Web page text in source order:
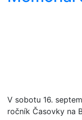
V sobotu 16.
ročník Časovky na